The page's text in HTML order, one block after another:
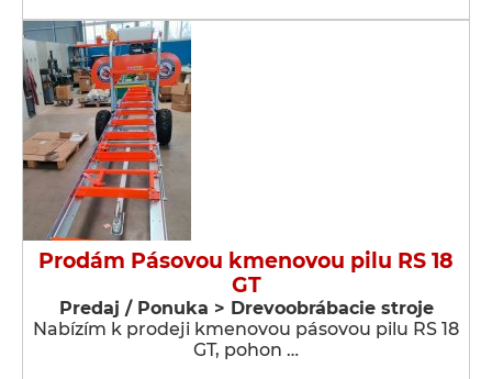
Prodám Pásovou kmenovou pilu RS 18
GT
Predaj / Ponuka > Drevoobrábacie stroje
Nabízím k prodeji kmenovou pásovou pilu RS 18
GT, pohon …